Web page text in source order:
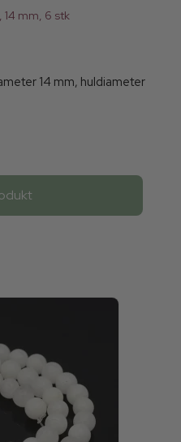
mm, 6 stk
14 mm, huldiameter